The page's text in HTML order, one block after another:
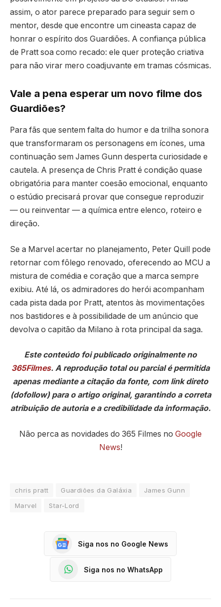
assim, o ator parece preparado para seguir sem o
mentor, desde que encontre um cineasta capaz de
honrar o espírito dos Guardiões. A confiança pública
de Pratt soa como recado: ele quer proteção criativa
para não virar mero coadjuvante em tramas cósmicas.
Vale a pena esperar um novo filme dos
Guardiões?
Para fãs que sentem falta do humor e da trilha sonora
que transformaram os personagens em ícones, uma
continuação sem James Gunn desperta curiosidade e
cautela. A presença de Chris Pratt é condição quase
obrigatória para manter coesão emocional, enquanto
o estúdio precisará provar que consegue reproduzir
— ou reinventar — a química entre elenco, roteiro e
direção.
Se a Marvel acertar no planejamento, Peter Quill pode
retornar com fôlego renovado, oferecendo ao MCU a
mistura de comédia e coração que a marca sempre
exibiu. Até lá, os admiradores do herói acompanham
cada pista dada por Pratt, atentos às movimentações
nos bastidores e à possibilidade de um anúncio que
devolva o capitão da Milano à rota principal da saga.
Este conteúdo foi publicado originalmente no
365Filmes. A reprodução total ou parcial é permitida
apenas mediante a citação da fonte, com link direto
(dofollow) para o artigo original, garantindo a correta
atribuição de autoria e a credibilidade da informação.
Não perca as novidades do 365 Filmes no Google
News!
chris pratt Guardiões da Galáxia
James Gunn
Marvel
Star-Lord
Siga nos no Google News
Siga nos no WhatsApp